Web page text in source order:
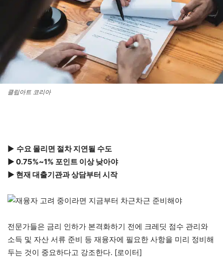
클립아트 코리아
▶ 수요 몰리면 절차 지연될 수도
▶ 0.75%~1% 포인트 이상 낮아야
▶ 현재 대출기관과 상담부터 시작
전문가들은 금리 인하가 본격화하기 전에 크레딧 점수 관리와
소득 및 자산 서류 준비 등 재융자에 필요한 사항을 미리 정비해
두는 것이 중요하다고 강조한다. [로이터]